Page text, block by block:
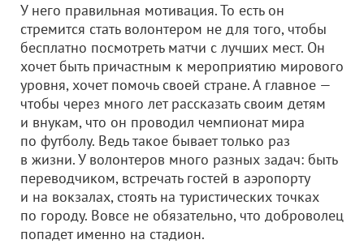
У него правильная мотивация. То есть он
стремится стать волонтером не для того, чтобы
бесплатно посмотреть матчи с лучших мест. Он
хочет быть причастным к мероприятию мирового
уровня, хочет помочь своей стране. А главное —
чтобы через много лет рассказать своим детям
и внукам, что он проводил чемпионат мира
по футболу. Ведь такое бывает только раз
в жизни. У волонтеров много разных задач: быть
переводчиком, встречать гостей в аэропорту
и на вокзалах, стоять на туристических точках
по городу. Вовсе не обязательно, что доброволец
попадет именно на стадион.